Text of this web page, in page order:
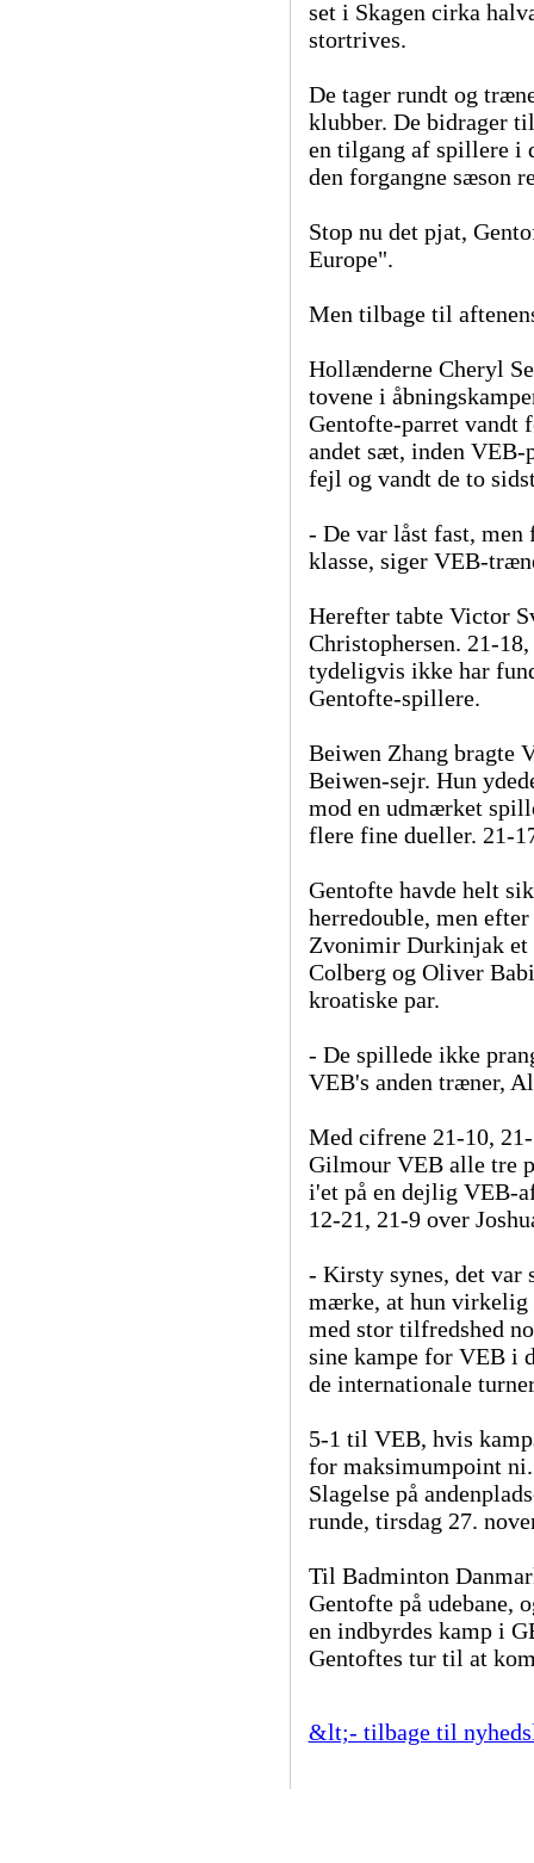
set i Skagen cirka
stortrives.
De tager rundt og
klubber. De bidrager
en tilgang af spillere i
den forgangne sæson
Stop nu det pjat,
Europe".
Men tilbage til
Hollænderne Cheryl
tovene i
Gentofte-parret vandt
andet sæt, inden
fejl og vandt de to
- De var låst fast,
klasse, siger VEB-
Herefter tabte Victor
Christophersen. 21-
tydeligvis ikke har
Gentofte-spillere.
Beiwen Zhang bragte
Beiwen-sejr. Hun
mod en udmærket
flere fine dueller. 21-
Gentofte havde helt
herredouble, men
Zvonimir Durkinjak et
Colberg og Oliver
kroatiske par.
- De spillede ikke
VEB's anden træner,
Med cifrene 21-10,
Gilmour VEB alle tre
i'et på en dejlig VEB-
12-21, 21-9 over
- Kirsty synes, det var
mærke, at hun virkelig
med stor tilfredshed
sine kampe for VEB i
de internationale
5-1 til VEB, hvis
for maksimumpoint
Slagelse på
runde, tirsdag 27.
Til Badminton
Gentofte på udebane,
en indbyrdes kamp i
Gentoftes tur til at
&lt;- tilbage til